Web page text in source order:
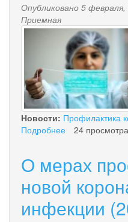
Опубликовано 5
Приемная
Новости: Профилактика
Подробнее
возникновению
инфекционной
опасности
24 просмотра
О мерах
новой
инфекции